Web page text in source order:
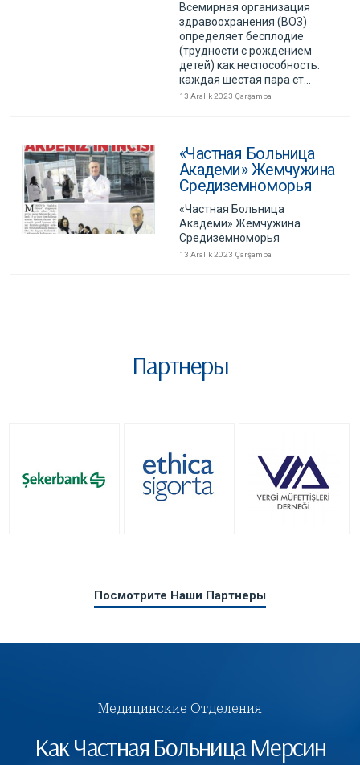
Всемирная организация
здравоохранения (ВОЗ)
определяет бесплодие
(трудности с рождением
детей) как неспособность:
каждая шестая пара ст...
13 Aralık 2023 Çarşamba
«Частная Больница
Академи» Жемчужина
Средиземноморья
«Частная Больница
Академи» Жемчужина
Средиземноморья
13 Aralık 2023 Çarşamba
Партнеры
Посмотрите Наши Партнеры
Медицинские Отделения
Как Частная Больница Мерсин